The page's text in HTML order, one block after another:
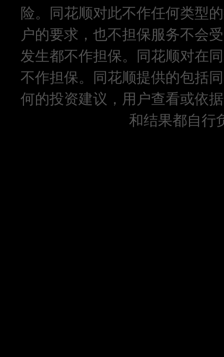
险。同花顺对此不作任何类型
户的要求，也不担保服务不会
发生都不作担保。同花顺对在
不作担保。同花顺提供的包括
何的投资建议，用户查看或依
和结果都自行